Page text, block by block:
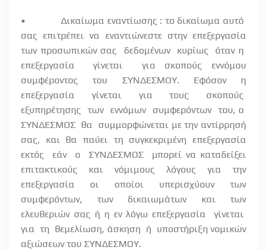
•
Δικαίωμα εναντίωσης : το δικαίωμα αυτό
σας επιτρέπει να εναντιώνεστε στην επεξεργασία
των προσωπικών σας
δεδομένων κυρίως
όταν η
επεξεργασία
γίνεται
για σκοπούς εννόμου
συμφέροντος του ΣΥΝΔΕΣΜΟΥ. Εφόσον η
επεξεργασία γίνεται για τους σκοπούς
εξυπηρέτησης
των εννόμων συμφερόντων του, ο
ΣΥΝΔΕΣΜΟΣ θα
συμμορφώνεται με την αντίρρησή
σας, και θα παύει τη συγκεκριμένη επεξεργασία
εκτός
εάν ο ΣΥΝΔΕΣΜΟΣ
μπορεί να καταδείξει
επιτακτικούς και νόμιμους λόγους για την
επεξεργασία οι οποίοι υπερισχύουν των
συμφερόντων, των δικαιωμάτων και των
ελευθεριών σας ή η εν λόγω επεξεργασία
γίνεται
για τη θεμελίωση, άσκηση ή υποστήριξη νομικών
αξιώσεων του ΣΥΝΔΕΣΜΟΥ.